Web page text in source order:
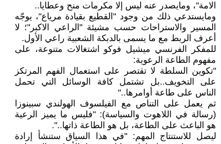
الامة"، ومايصدر عنه ليس إلا مكرمات منح وعطايا..
ومايستدعي ذلك من وجود "القطيع بقيادة مرياع"، يوجّه
المسير والاستراحات حسب مشيئة "الراعي الاكبر"؛ لا
أعرف الربط مع ما يسمى بالدبكة الشعبية راعي الأول.
للمفكر الفرنسي ميشيل فوكو اشتغالات متنوعة، على
مفهوم الطاعة الرعوية:
"تكوين السلطة لا تقتصر على استعمال الفهم المرتكز
على التخويف..بل تشتمل كافة الوسائل التي تحمل
الناس على طاعة أوامرها.."
ثم يعمل على التناص مع الفيلسوف الهولندي سبينوزا
(رسالة في اللاهوت والسياسة): "فليس ما يميز الرعية
هو الباعث على الطاعة، بل هو الطاعة ذاتها..".
ليصل للاستنتاج المهم: "في هذا السياق ستنشأ إرادة